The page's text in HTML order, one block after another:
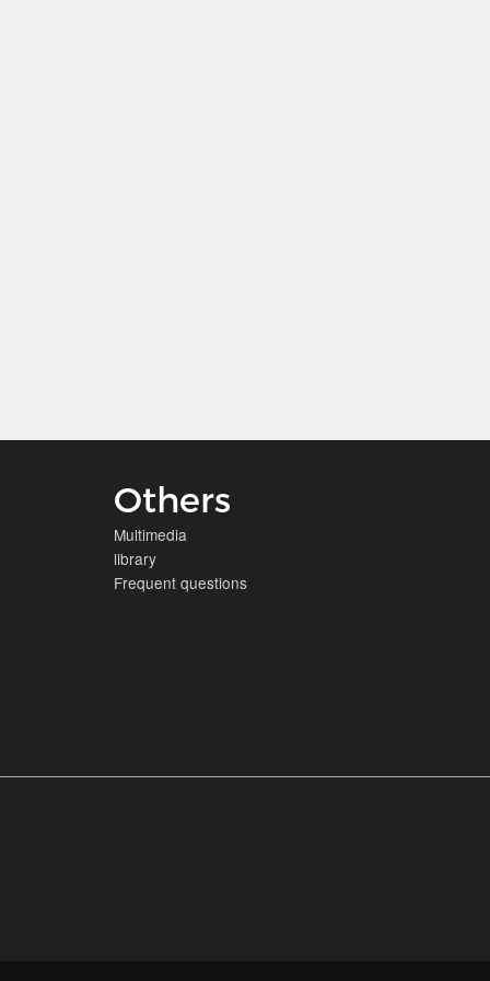
Others
Multimedia
library
Frequent questions